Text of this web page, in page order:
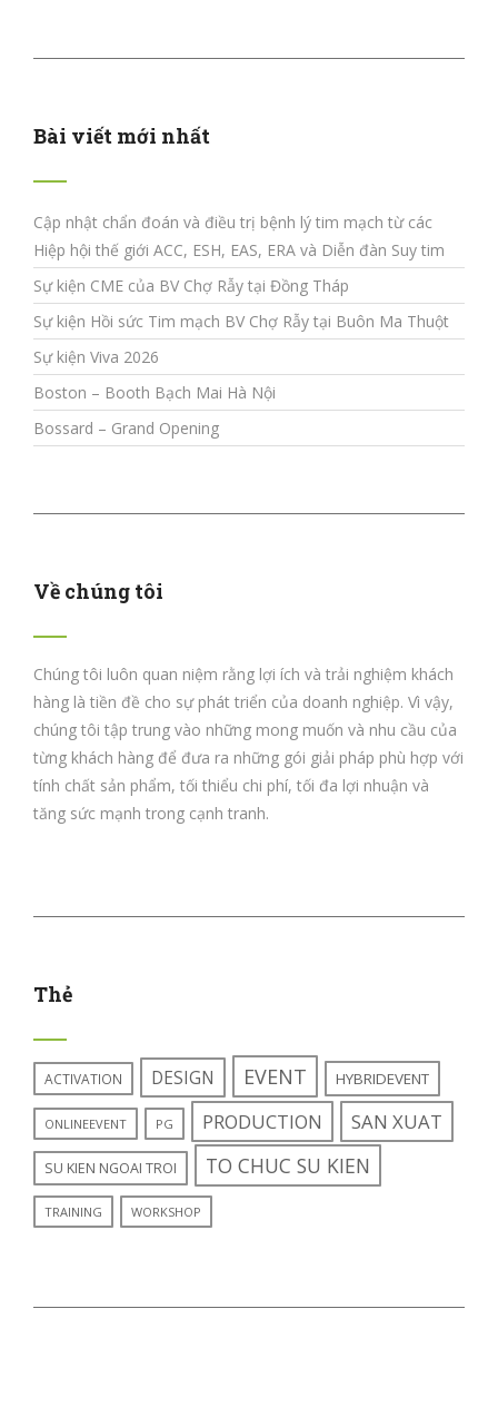
Bài viết mới nhất
Cập nhật chẩn đoán và điều trị bệnh lý tim mạch từ các
Hiệp hội thế giới ACC, ESH, EAS, ERA và Diễn đàn Suy tim
Sự kiện CME của BV Chợ Rẫy tại Đồng Tháp
Sự kiện Hồi sức Tim mạch BV Chợ Rẫy tại Buôn Ma Thuột
Sự kiện Viva 2026
Boston – Booth Bạch Mai Hà Nội
Bossard – Grand Opening
Về chúng tôi
Chúng tôi luôn quan niệm rằng lợi ích và trải nghiệm khách
hàng là tiền đề cho sự phát triển của doanh nghiệp. Vì vậy,
chúng tôi tập trung vào những mong muốn và nhu cầu của
từng khách hàng để đưa ra những gói giải pháp phù hợp với
tính chất sản phẩm, tối thiểu chi phí, tối đa lợi nhuận và
tăng sức mạnh trong cạnh tranh.
Thẻ
ACTIVATION DESIGN EVENT HYBRIDEVENT
ONLINEEVENT PG PRODUCTION SAN XUAT
SU KIEN NGOAI TROI TO CHUC SU KIEN
TRAINING WORKSHOP